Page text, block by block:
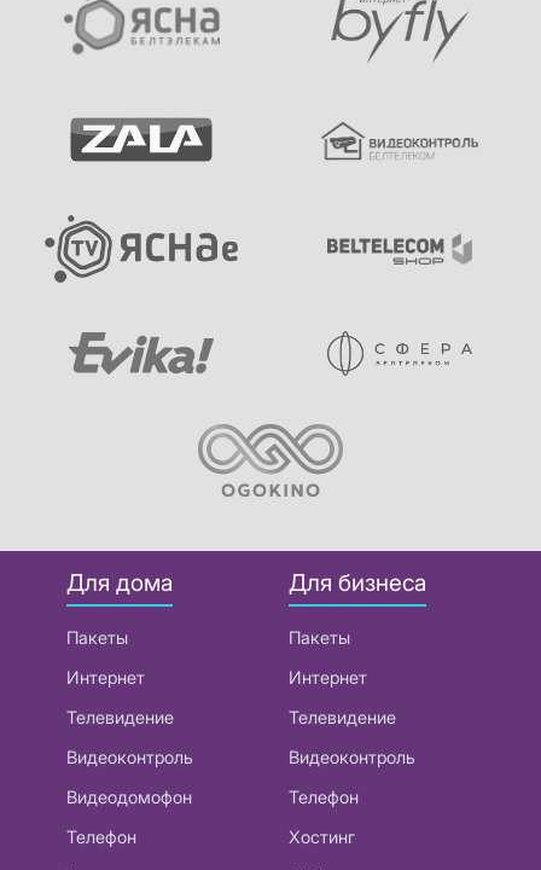
Для дома
Пакеты
Интернет
Телевидение
Видеоконтроль
Видеодомофон
Телефон
Для бизнеса
Пакеты
Интернет
Телевидение
Видеоконтроль
Телефон
Хостинг